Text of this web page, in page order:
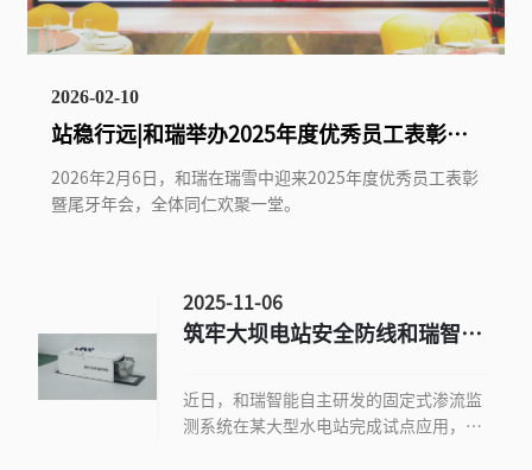
2026-02-10
站稳行远|和瑞举办2025年度优秀员工表彰暨
尾牙年会
2026年2月6日，和瑞在瑞雪中迎来2025年度优秀员工表彰
暨尾牙年会，全体同仁欢聚一堂。
2025-11-06
筑牢大坝电站安全防线和瑞智能
近日，和瑞智能自主研发的固定式渗流监
测系统在某大型水电站完成试点应用，为